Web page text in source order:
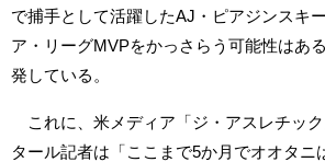
で捕手として活躍したAJ・ピアジンスキ
ア・リーグMVPをかっさらう可能性はあ
発している。
これに、米メディア「ジ・アスレチッ
タール記者は「ここまで5か月でオオタニ